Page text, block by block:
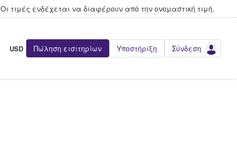
Οι τιμές ενδέχεται να διαφέρουν από την oνομαστική τιμή.
USD Πώληση εισιτηρίων Υποστήριξη Σύνδεση